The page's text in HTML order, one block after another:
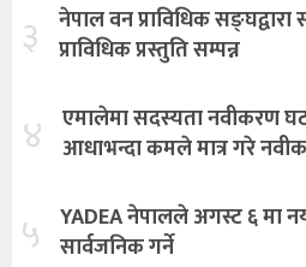
३ नेपाल वन प्राविधिक सङ्घद्वारा
प्राविधिक प्रस्तुति सम्पन्न
४ एमालेमा सदस्यता नवीकरण
आधाभन्दा कमले मात्र गरे
५ YADEA नेपालले अगस्ट ६ मा
सार्वजनिक गर्ने